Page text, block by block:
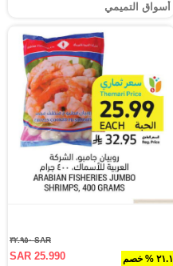
أسواق التميمي
٢١.١ % خصم
SAR ٣٢.٩٥٠
SAR 25.990